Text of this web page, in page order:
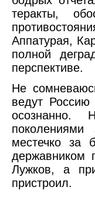
теракты,
Аппатурая,
полной
перспективе.
Не
ведут
осознанно.
поколениями
местечко за
Лужков, а
пристроил.